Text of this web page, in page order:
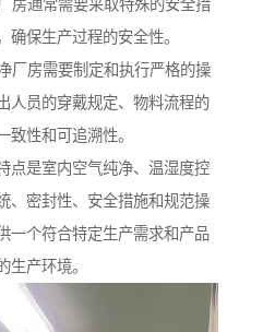
房通常需要采取特殊的安全措
确保生产过程的安全性。
厂房需要制定和执行严格的操
人员的穿戴规定、物料流程的
致性和可追溯性。
点是室内空气纯净、温湿度控
、密封性、安全措施和规范操
一个符合特定生产需求和产品
生产环境。